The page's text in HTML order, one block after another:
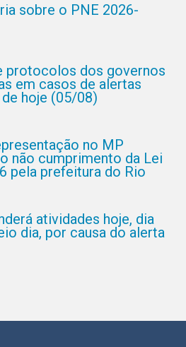
sobre o PNE 2026-
protocolos dos governos
em casos de alertas
hoje (05/08)
no MP
não cumprimento da Lei
pela prefeitura do Rio
atividades hoje, dia
dia, por causa do alerta